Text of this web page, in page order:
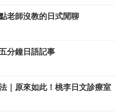
老師沒教的日式閒聊
分鐘日語記事
｜原來如此！桃李日文診療室